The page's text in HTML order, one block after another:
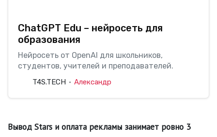
ChatGPT Edu – нейросеть для
образования
Нейросеть от OpenAI для школьников,
студентов, учителей и преподавателей.
T4S.TECH Александр
Вывод Stars и оплата рекламы занимает ровно 3